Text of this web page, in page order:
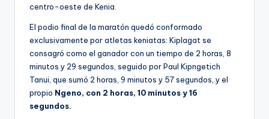
centro-oeste de Kenia.
El podio final de la maratón quedó conformado
exclusivamente por atletas keniatas: Kiplagat se
consagró como el ganador con un tiempo de 2 horas, 8
minutos y 29 segundos, seguido por Paul Kipngetich
Tanui, que sumó 2 horas, 9 minutos y 57 segundos, y el
propio Ngeno, con 2 horas, 10 minutos y 16
segundos.